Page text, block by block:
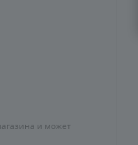
и может